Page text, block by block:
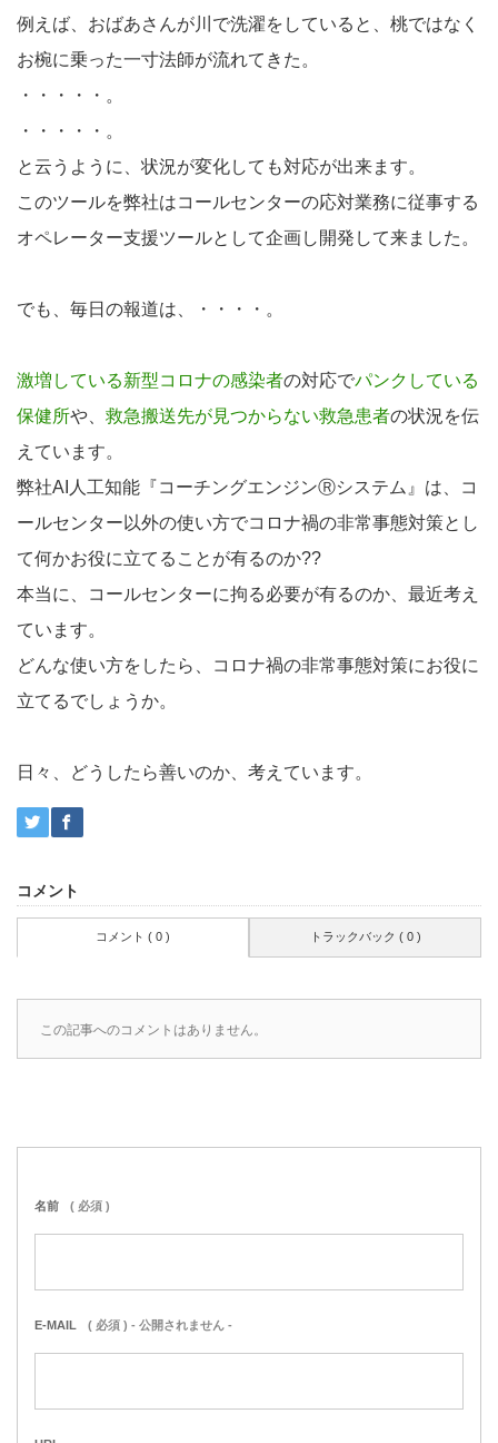
例えば、おばあさんが川で洗濯をしていると、桃ではなく
お椀に乗った一寸法師が流れてきた。
・・・・・。
・・・・・。
と云うように、状況が変化しても対応が出来ます。
このツールを弊社はコールセンターの応対業務に従事する
オペレーター支援ツールとして企画し開発して来ました。
でも、毎日の報道は、・・・・。
激増している新型コロナの感染者の対応でパンクしている
保健所や、 救急搬送先が見つからない救急患者の状況を伝
えています。
弊社AI人工知能『コーチングエンジンⓇシステム』は、コ
ールセンター以外の使い方でコロナ禍の非常事態対策とし
て何かお役に立てることが有るのか??
本当に、コールセンターに拘る必要が有るのか、最近考え
ています。
どんな使い方をしたら、コロナ禍の非常事態対策にお役に
立てるでしょうか。
日々、どうしたら善いのか、考えています。
コメント
コメント ( 0 ) トラックバック ( 0 )
この記事へのコメントはありません。
名前 ( 必須 )
E-MAIL ( 必須 ) - 公開されません -